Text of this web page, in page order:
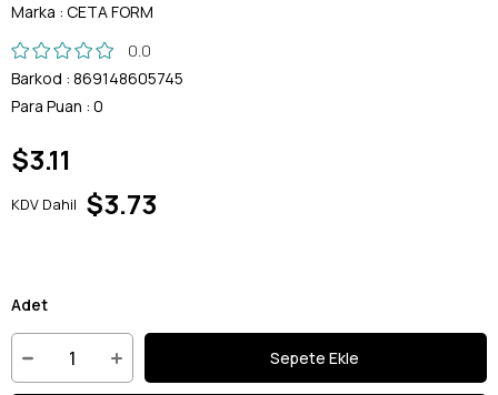
Marka : CETA FORM
0.0
Barkod : 869148605745
Para Puan : 0
$3.11
KDV Dahil $3.73
Adet